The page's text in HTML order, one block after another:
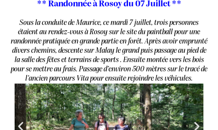
** Randonnée à Rosoy du 07 Juillet **
Sous la conduite de Maurice, ce mardi 7 juillet, trois personnes
étaient au rendez-vous à Rosoy sur le site du paintball pour une
randonnéepratiquée en grande partie en forêt. Après avoir emprunté
divers chemins, descente sur Malay le grand puis passage au pied de
la salle des fêtes et terrains de sports . Ensuite montée vers les bois
pour se mettre au frais. Passage d’environ 500 mètres sur le tracé de
l’ancien parcours Vita pour ensuite rejoindre les véhicules.